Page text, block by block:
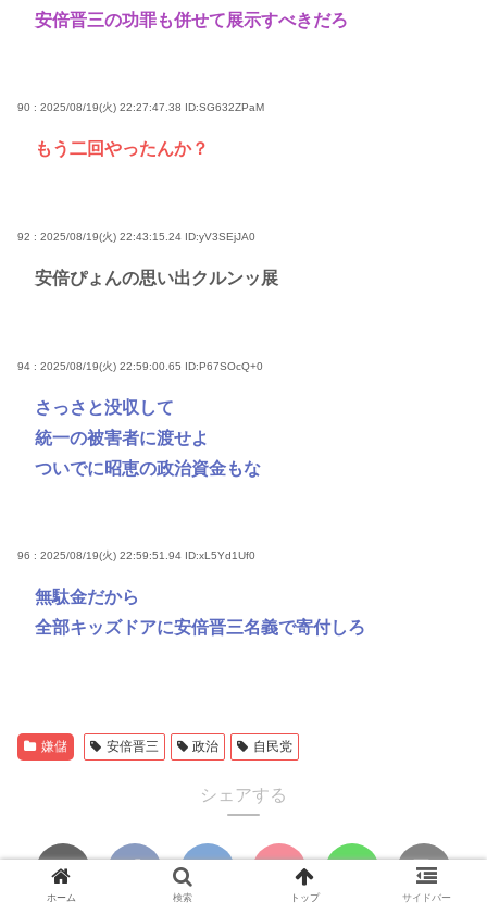
安倍晋三の功罪も併せて展示すべきだろ
90 : 2025/08/19(火) 22:27:47.38 ID:SG632ZPaM
もう二回やったんか？
92 : 2025/08/19(火) 22:43:15.24 ID:yV3SEjJA0
安倍ぴょんの思い出クルンッ展
94 : 2025/08/19(火) 22:59:00.65 ID:P67SOcQ+0
さっさと没収して
統一の被害者に渡せよ
ついでに昭恵の政治資金もな
96 : 2025/08/19(火) 22:59:51.94 ID:xL5Yd1Uf0
無駄金だから
全部キッズドアに安倍晋三名義で寄付しろ
嫌儲 安倍晋三 政治 自民党
シェアする
ホーム 検索 トップ サイドバー